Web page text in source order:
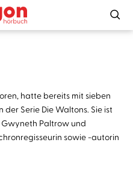
hatte bereits mit sieben
Serie Die Waltons. Sie ist
Paltrow und
sowie -autorin